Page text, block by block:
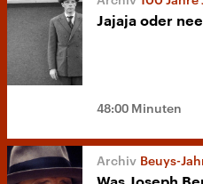
Jajaja oder
48:00 Minuten
Beuys-